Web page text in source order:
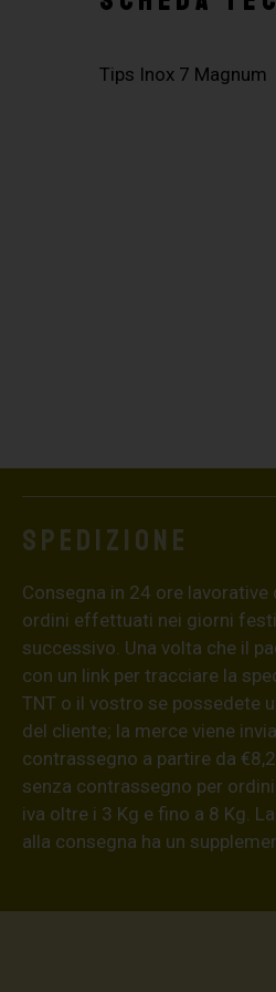
Tips Inox 7 Magnum
Spedizione
Consegna in 24 ore
ordini effettuati nei giorni
successivo. Una volta che il
con un link per tracciare la
TNT o il vostro se possedete
del cliente; la merce viene
contrassegno a partire da
senza contrassegno per
iva oltre i 3 Kg e fino a 8 Kg.
alla consegna ha un